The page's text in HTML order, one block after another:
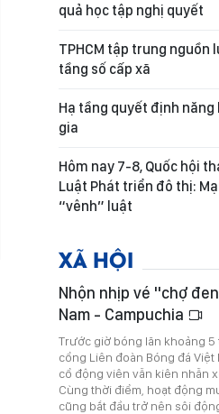
quả học tập nghị quyết
TPHCM tập trung nguồn
tầng số cấp xã
Hạ tầng quyết định
gia
Hôm nay 7-8, Quốc hội
Luật Phát triển đô thị:
“vênh” luật
XÃ HỘI
Nhộn nhịp vé "chợ
Nam - Campuchia
Trước giờ bóng lăn khoảng
cổng Liên đoàn Bóng đá Việt
cổ động viên vẫn kiên nhẫn
Cùng thời điểm, hoạt động
cũng bắt đầu trở nên sôi